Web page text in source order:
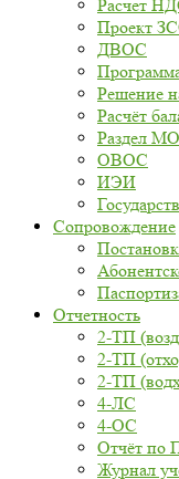
Расчет
Проект
ДВОС
Решение
Расчёт
Раздел
ОВОС
ИЭИ
Сопровождение
Отчетность
2-ТП
2-ТП
2-ТП
4-ЛС
4-ОС
Отчёт по
Журнал